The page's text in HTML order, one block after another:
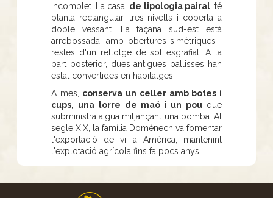
incomplet. La casa, de tipologia pairal , té
planta rectangular, tres nivells i coberta a
doble vessant. La façana sud-est està
arrebossada, amb obertures simètriques i
restes d'un rellotge de sol esgrafiat. A la
part posterior, dues antigues pallisses han
estat convertides en habitatges.
A més, conserva un celler amb botes i
cups, una torre de maó i un pouque
subministra aigua mitjançant una bomba. Al
segle XIX, la família Domènech va fomentar
l'exportació de vi a Amèrica, mantenint
l'explotació agrícola fins fa pocs anys.